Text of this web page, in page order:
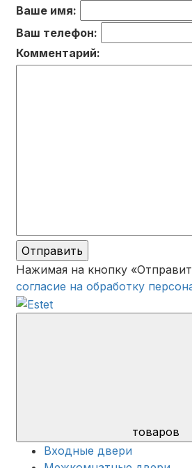
Ваше имя:
Ваш телефон:
Комментарий:
Отправить
Нажимая на кнопку
согласие на обработку
товаров
Входные двери